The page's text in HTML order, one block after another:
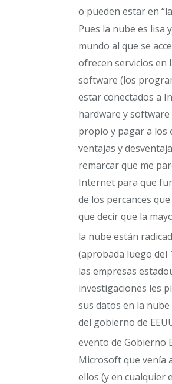
o pueden estar en
Pues la nube es lisa
mundo al que se
ofrecen servicios en
software (los
estar conectados a
hardware y
propio y pagar a los
ventajas y
remarcar que me
Internet para que
de los percances
que decir que la
la nube están
(aprobada luego del
las empresas
investigaciones les
sus datos en la
del gobierno de
evento de Gobierno
Microsoft que venía
ellos (y en cualquier